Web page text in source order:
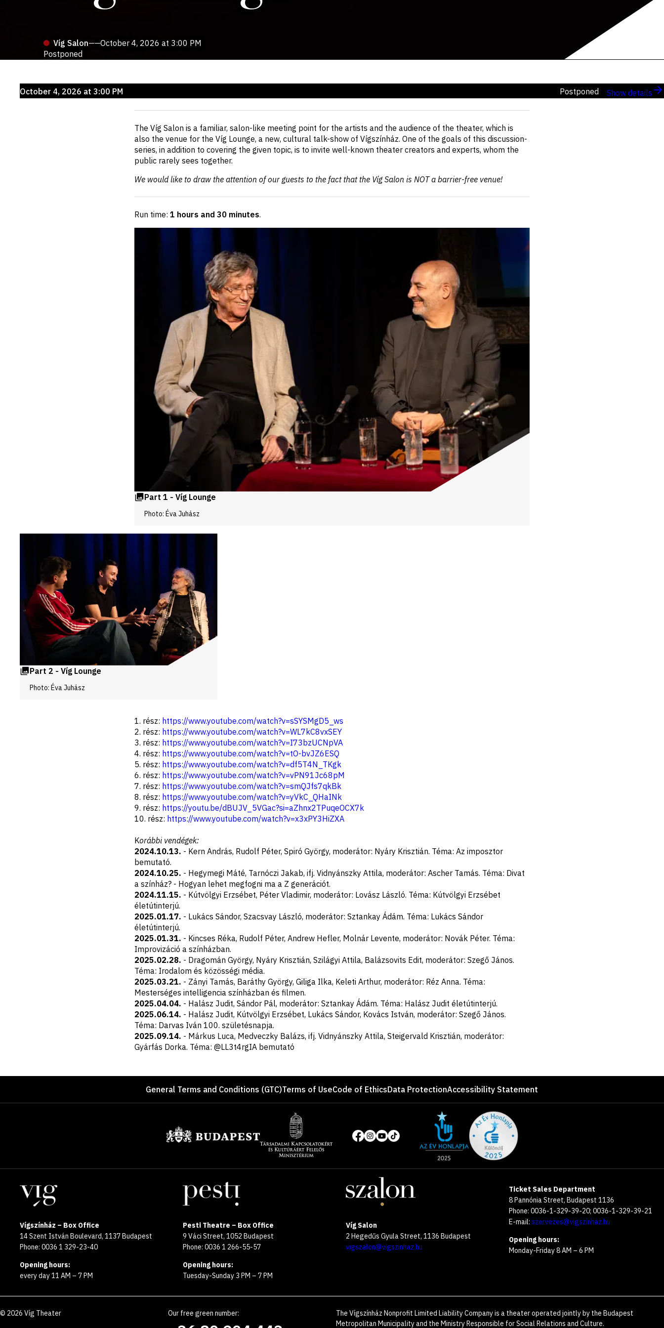
Víg Salon——October 4, 2026 at 3:00 PM
Postponed
Upcoming
events
October 4, 2026 at 3:00 PM Postponed Show details
Short
description
The Víg Salon is a familiar, salon-like meeting point for the artists and the audience of the theater, which is
also the venue for the Víg Lounge, a new, cultural talk-show of Vígszínház. One of the goals of this discussion-
series, in addition to covering the given topic, is to invite well-known theater creators and experts, whom the
public rarely sees together.
We would like to draw the attention of our guests to the fact that the Víg Salon is NOT a barrier-free venue!
Run time: 1 hours and 30 minutes.
Part 1 - Víg Lounge
Photo: Éva Juhász
Videos
Part 2 - Víg Lounge
Photo: Éva Juhász
Disclaimer
1. rész: https://www.youtube.com/watch?v=sSYSMgD5_ws
2. rész: https://www.youtube.com/watch?v=WL7kC8vxSEY
3. rész: https://www.youtube.com/watch?v=I73bzUCNpVA
4. rész: https://www.youtube.com/watch?v=tO-bvJZ6ESQ
5. rész: https://www.youtube.com/watch?v=df5T4N_TKgk
6. rész: https://www.youtube.com/watch?v=vPN91Jc68pM
7. rész: https://www.youtube.com/watch?v=smQJfs7qkBk
8. rész: https://www.youtube.com/watch?v=yVkC_QHaINk
9. rész: https://youtu.be/dBUJV_5VGac?si=aZhnx2TPuqeOCX7k
10. rész: https://www.youtube.com/watch?v=x3xPY3HiZXA
Korábbi vendégek:
2024.10.13. - Kern András, Rudolf Péter, Spiró György, moderátor: Nyáry Krisztián. Téma: Az imposztor
bemutató.
2024.10.25. - Hegymegi Máté, Tarnóczi Jakab, ifj. Vidnyánszky Attila, moderátor: Ascher Tamás. Téma: Divat
a színház? - Hogyan lehet megfogni ma a Z generációt.
2024.11.15. - Kútvölgyi Erzsébet, Péter Vladimir, moderátor: Lovász László. Téma: Kútvölgyi Erzsébet
életútinterjú.
2025.01.17. - Lukács Sándor, Szacsvay László, moderátor: Sztankay Ádám. Téma: Lukács Sándor
életútinterjú.
2025.01.31. - Kincses Réka, Rudolf Péter, Andrew Hefler, Molnár Levente, moderátor: Novák Péter. Téma:
Improvizáció a színházban.
2025.02.28. - Dragomán György, Nyáry Krisztián, Szilágyi Attila, Balázsovits Edit, moderátor: Szegő János.
Téma: Irodalom és közösségi média.
2025.03.21. - Zányi Tamás, Baráthy György, Giliga Ilka, Keleti Arthur, moderátor: Réz Anna. Téma:
Mesterséges intelligencia színházban és filmen.
2025.04.04. - Halász Judit, Sándor Pál, moderátor: Sztankay Ádám. Téma: Halász Judit életútinterjú.
2025.06.14. - Halász Judit, Kútvölgyi Erzsébet, Lukács Sándor, Kovács István, moderátor: Szegő János.
Téma: Darvas Iván 100. születésnapja.
2025.09.14. - Márkus Luca, Medveczky Balázs, ifj. Vidnyánszky Attila, Steigervald Krisztián, moderátor:
Gyárfás Dorka. Téma: @LL3t4rgIA bemutató
General Terms and Conditions (GTC)Terms of UseCode of EthicsData ProtectionAccessibility Statement
Social
media
the
Locations
Vígszínház – Box Office
14 Szent István Boulevard, 1137 Budapest
Phone: 0036 1 329-23-40
Opening hours:
every day 11 AM – 7 PM
Pesti Theatre – Box Office
9 Váci Street, 1052 Budapest
Phone: 0036 1 266-55-57
Opening hours:
Tuesday-Sunday 3 PM – 7 PM
Víg Salon
2 Hegedűs Gyula Street, 1136 Budapest
vigszalon@vigszinhaz.hu
Ticket Sales Department
8 Pannónia Street, Budapest 1136
Phone: 0036-1-329-39-20; 0036-1-329-39-21
E-mail: szervezes@vigszinhaz.hu
Opening hours:
Monday-Friday 8 AM – 6 PM
© 2026 Víg Theater Our free green number:
The Vígszínház Nonprofit Limited Liability Company is a theater operated jointly by the Budapest
Metropolitan Municipality and the Ministry Responsible for Social Relations and Culture.